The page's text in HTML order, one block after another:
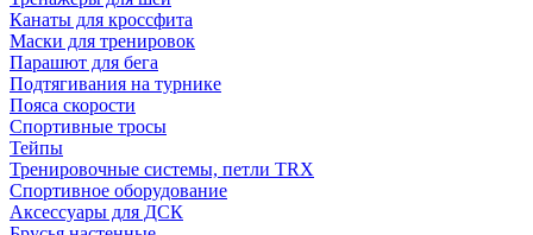
Канаты для кроссфита
Маски для тренировок
Парашют для бега
Подтягивания на турнике
Пояса скорости
Спортивные тросы
Тейпы
Тренировочные системы, петли TRX
Спортивное оборудование
Аксессуары для ДСК